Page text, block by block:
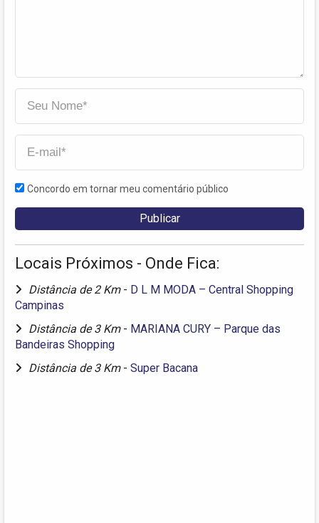
Concordo em tornar meu comentário público
Locais Próximos - Onde Fica:
Distância de 2 Km - D L M MODA – Central Shopping
Campinas
Distância de 3 Km - MARIANA CURY – Parque das
Bandeiras Shopping
Distância de 3 Km - Super Bacana